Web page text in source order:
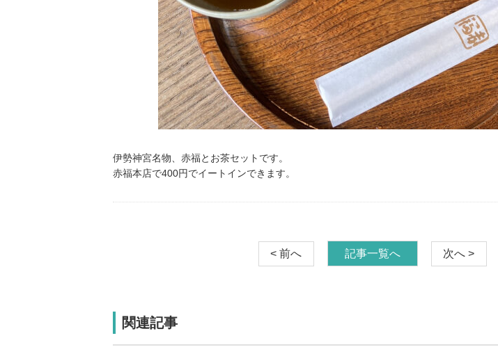
伊勢神宮名物、赤福とお茶セットです。
赤福本店で400円でイートインできます。
< 前へ 記事一覧へ 次へ >
関連記事